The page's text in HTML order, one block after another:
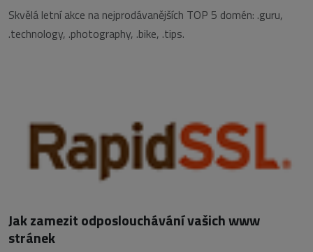
Skvělá letní akce na nejprodávanějších TOP 5 domén: .guru,
.technology, .photography, .bike, .tips.
Jak zamezit odposlouchávání vašich www
stránek